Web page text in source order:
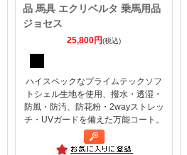
品 馬具 エクリベルタ 乗馬用品
ジョセス
25,800円(税込)
ハイスペックなプライムテックソフ
トシェル生地を使用、撥水・透湿・
防風・防汚、防花粉・2wayストレッ
チ・UVガードを備えた万能コート。